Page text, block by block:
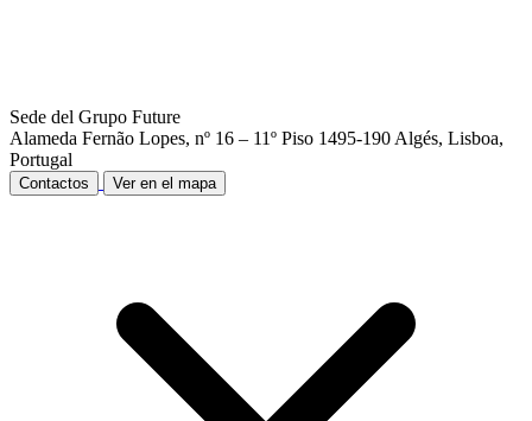
Sede del Grupo Future
Alameda Fernão Lopes, nº 16 – 11º Piso 1495-190 Algés, Lisboa,
Portugal
Contactos Ver en el mapa